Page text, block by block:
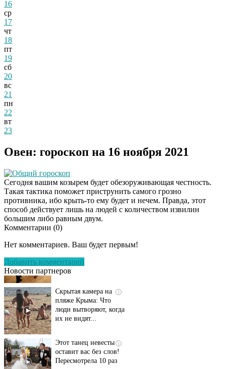
16
ср
17
чт
18
пт
19
сб
20
вс
21
пн
22
вт
23
Овен: гороскоп на 16 ноября 2021
Общий гороскоп
Сегодня вашим козырем будет обезоруживающая честность.
Такая тактика поможет приструнить самого грозно
противника, ибо крыть-то ему будет и нечем. Правда, этот
способ действует лишь на людей с количеством извилин
большим либо равным двум.
Комментарии (0)
Нет комментариев. Ваш будет первым!
Добавить комментарий
Новости партнеров
Ролик длится
смеяться вы будете
долго
пляже Крыма: Что
люди вытворяют, когда
их не видят...
оставит вас без слов!
Пересмотрела 10 раз